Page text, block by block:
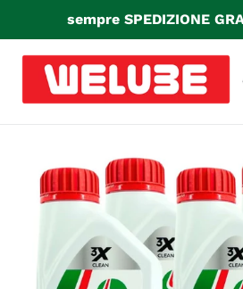
direttamente
contenuti
sempre SPEDIZIONE